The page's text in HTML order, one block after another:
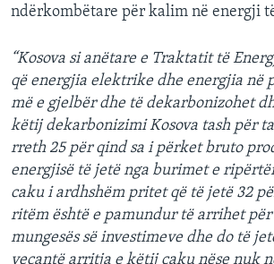
ndërkombëtare për kalim në energji
“Kosova si anëtare e Traktatit të
që energjia elektrike dhe energjia në
më e gjelbër dhe të dekarbonizohet
këtij dekarbonizimi Kosova tash për
rreth 25 për qind sa i përket bruto
energjisë të jetë nga burimet e
caku i ardhshëm pritet që të jetë 32
ritëm është e pamundur të arrihet
mungesës së investimeve dhe do të
veçantë arritja e këtij caku nëse nuk